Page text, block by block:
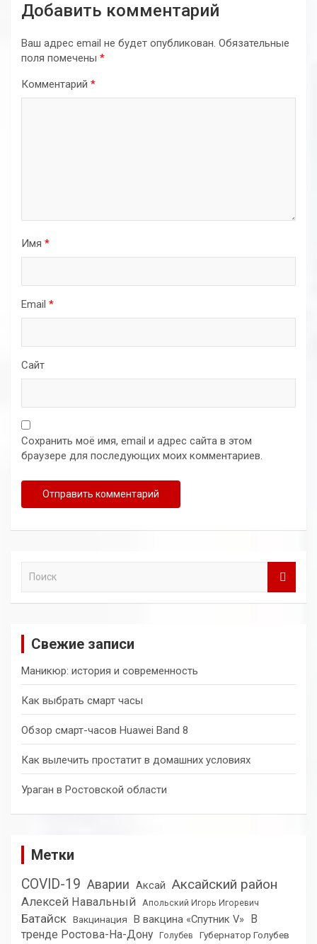
Добавить комментарий
Ваш адрес email не будет опубликован. Обязательные
поля помечены *
Комментарий *
Имя *
Email *
Сайт
Сохранить моё имя, email и адрес сайта в этом
браузере для последующих моих комментариев.
Свежие записи
Маникюр: история и современность
Как выбрать смарт часы
Обзор смарт-часов Huawei Band 8
Как вылечить простатит в домашних условиях
Ураган в Ростовской области
Метки
COVID-19 Аварии Аксай Аксайский район
Алексей Навальный Апольский Игорь Игоревич
Батайск Вакцинация В вакцина «Спутник V»
В
тренде Ростова-На-Дону
Голубев Губернатор Голубев